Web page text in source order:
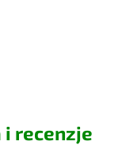
i recenzje